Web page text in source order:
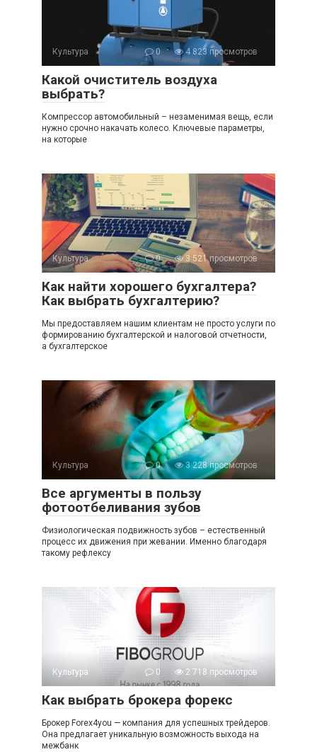
Культура 0 4 823 просмотров
Какой очиститель воздуха
выбрать?
Компрессор автомобильный – незаменимая вещь, если
нужно срочно накачать колесо. Ключевые параметры,
на которые
Культура 0 3 521 просмотров
Как найти хорошего бухгалтера?
Как выбрать бухгалтерию?
Мы предоставляем нашим клиентам не просто услуги по
формированию бухгалтерской и налоговой отчетности,
а бухгалтерское
Культура 0 3 228 просмотров
Все аргументы в пользу
фотоотбеливания зубов
Физиологическая подвижность зубов – естественный
процесс их движения при жевании. Именно благодаря
такому рефлексу
Культура 0 2 718 просмотров
Как выбрать брокера форекс
Брокер Forex4you — компания для успешных трейдеров.
Она предлагает уникальную возможность выхода на
межбанк